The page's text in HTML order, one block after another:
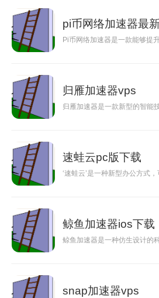
pi币网络加速器最
Pi币网络加速器是一款能够提
归雁加速器vps
归雁加速器是一款新型的智能
速蛙云pc版下载
‘速蛙云’是一种新型办公方式
鲸鱼加速器ios下载
鲸鱼加速器是一种仿生设计的
snap加速器vps